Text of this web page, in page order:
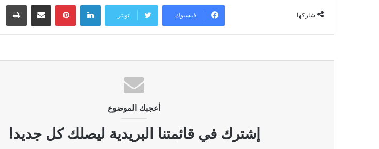
شاركها فيسبوك تويتر
لينكدإن بينتيريستمشاركة عبر البريد
أعجبك الموضوع
إشترك في قائمتنا البريدية ليصلك كل جديد!